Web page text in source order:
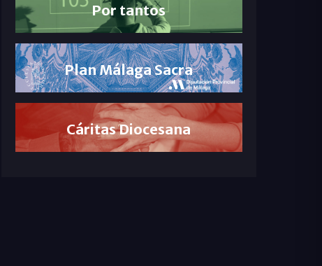
Por tantos
Plan Málaga Sacra
Cáritas Diocesana